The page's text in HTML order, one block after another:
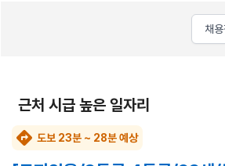
채
근처 시급 높은 일자리
도보 23분 ~ 28분 예상